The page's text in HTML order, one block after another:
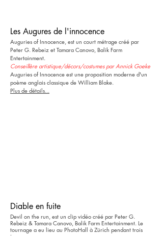
Les Augures de l'innocence
Auguries of Innocence, est un court métrage créé par
Peter G. Rebeiz et Tamara Canovo, Balik Farm
Entertainment.
Conseillère artistique/décors/costumes par Annick Goeke
Auguries of Innocence est une proposition moderne d'un
poème anglais classique de William Blake.
Plus de détails...
Diable en fuite
Devil on the run, est un clip vidéo créé par Peter G.
Rebeiz & Tamara Canovo, Balik Farm Entertainment. Le
tournage a eu lieu au PhotoHall à Zürich pendant trois